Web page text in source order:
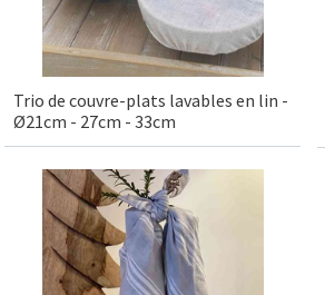
Trio de couvre-plats lavables en lin -
Ø21cm - 27cm - 33cm